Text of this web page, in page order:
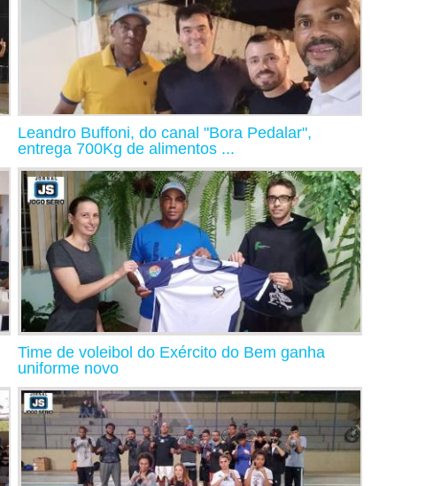
Leandro Buffoni, do canal "Bora Pedalar",
entrega 700Kg de alimentos ...
Time de voleibol do Exército do Bem ganha
uniforme novo